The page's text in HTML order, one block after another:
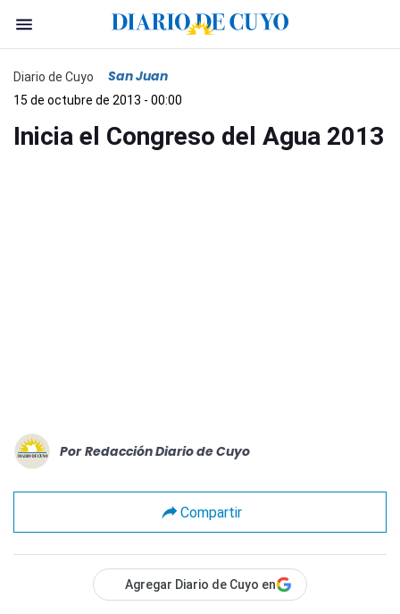
Diario de Cuyo San Juan
15 de octubre de 2013 - 00:00
Inicia el Congreso del Agua 2013
Por Redacción Diario de Cuyo
Compartir
Agregar Diario de Cuyo en